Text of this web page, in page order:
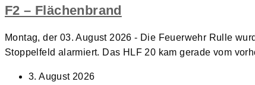
F2 – Flächenbrand
Montag, der 03. August 2026 - Die Feuerwehr Rulle
Stoppelfeld alarmiert. Das HLF 20 kam gerade vom
Beitrag
3. August 2026